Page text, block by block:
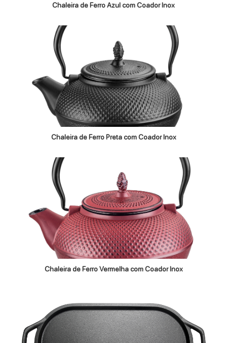
Chaleira de Ferro Azul com Coador Inox
Chaleira de Ferro Preta com Coador Inox
Chaleira de Ferro Vermelha com Coador Inox